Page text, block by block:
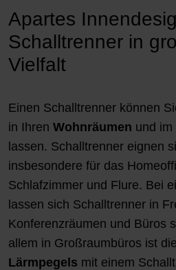
Apartes
Schalltrenner in
Vielfalt
Einen Schalltrenner können
in Ihren Wohnräumen und im
lassen. Schalltrenner eignen
insbesondere für das
Schlafzimmer und Flure. Bei
lassen sich Schalltrenner in
Konferenzräumen und Büros
allem in Großraumbüros ist die
Lärmpegels mit einem